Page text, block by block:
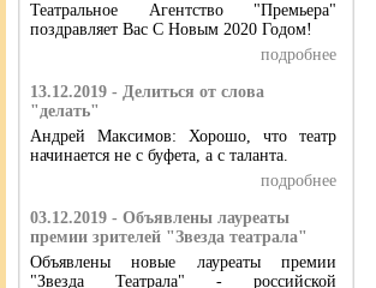
Театральное Агентство "Премьера"
поздравляет Вас С Новым 2020 Годом!
подробнее
13.12.2019 - Делиться от слова
"делать"
Андрей Максимов: Хорошо, что театр
начинается не с буфета, а с таланта.
подробнее
03.12.2019 - Объявлены лауреаты
премии зрителей "Звезда театрала"
Объявлены новые лауреаты премии
"Звезда Театрала" - российской